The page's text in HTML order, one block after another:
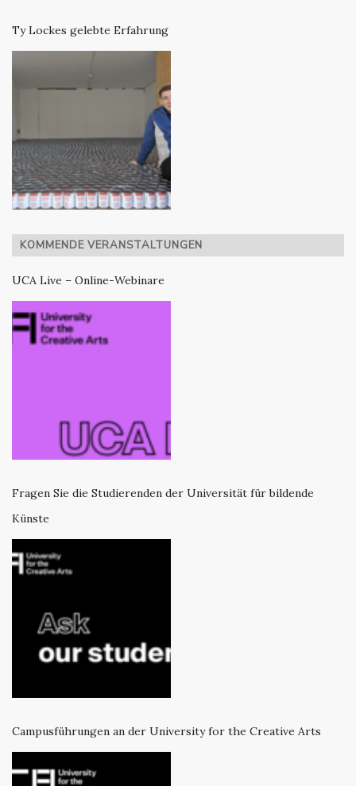
Ty Lockes gelebte Erfahrung
KOMMENDE VERANSTALTUNGEN
UCA Live – Online-Webinare
Fragen Sie die Studierenden der Universität für bildende
Künste
Campusführungen an der University for the Creative Arts